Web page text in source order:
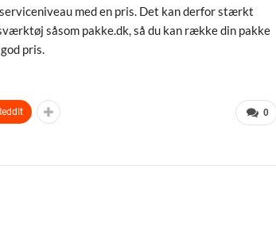
med en pris. Det kan derfor stærkt
såsom pakke.dk, så du kan række din pakke
pris.
0